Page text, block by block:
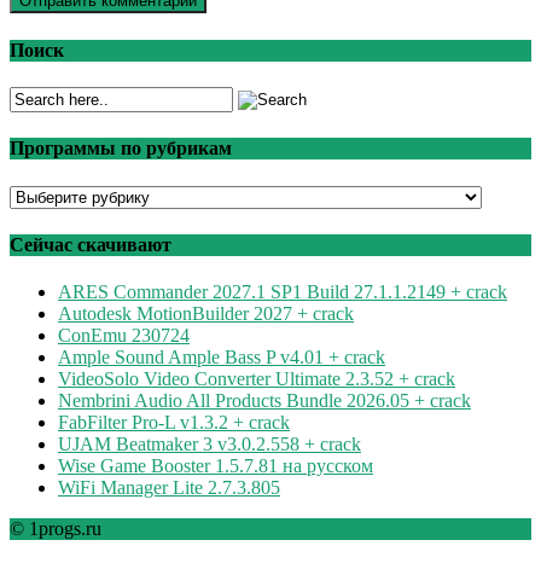
Поиск
Программы по рубрикам
Программы
рубрикам
Сейчас скачивают
ARES Commander 2027.1 SP1 Build 27.1.1.2149 + crack
Autodesk MotionBuilder 2027 + crack
ConEmu 230724
Ample Sound Ample Bass P v4.01 + crack
VideoSolo Video Converter Ultimate 2.3.52 + crack
Nembrini Audio All Products Bundle 2026.05 + crack
FabFilter Pro-L v1.3.2 + crack
UJAM Beatmaker 3 v3.0.2.558 + crack
Wise Game Booster 1.5.7.81 на русском
WiFi Manager Lite 2.7.3.805
© 1progs.ru